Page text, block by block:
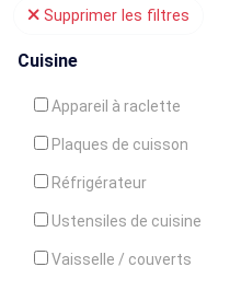
Supprimer les filtres
Cuisine
Appareil à raclette
Plaques de cuisson
Réfrigérateur
Ustensiles de cuisine
Vaisselle / couverts